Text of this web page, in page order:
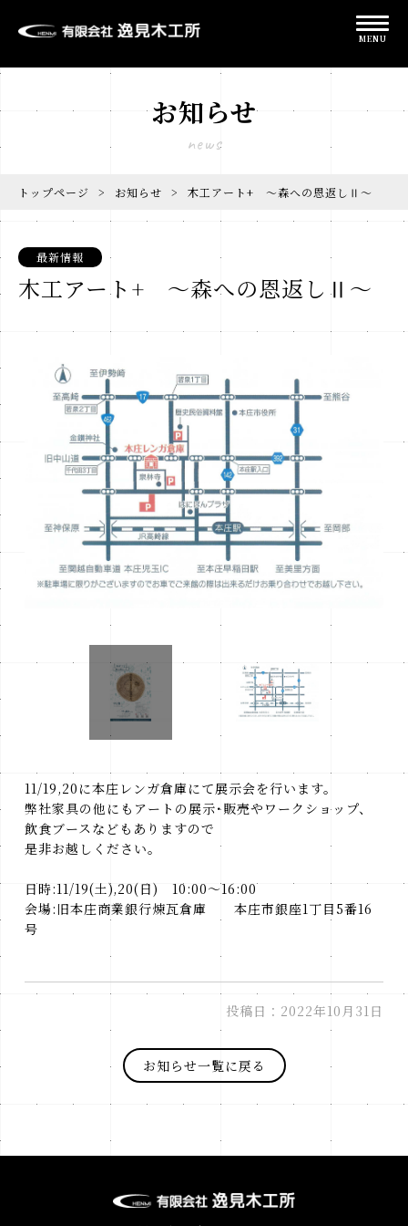
MENU
お知らせ
news
トップページ > お知らせ > 木工アート+ ～森への恩返しⅡ～
最新情報
木工アート+ ～森への恩返しⅡ～
11/19,20に本庄レンガ倉庫にて展示会を行います。
弊社家具の他にもアートの展示･販売やワークショップ、
飲食ブースなどもありますので
是非お越しください。
日時:11/19(土),20(日) 10:00～16:00
会場:旧本庄商業銀行煉瓦倉庫 本庄市銀座1丁目5番16
号
投稿日：2022年10月31日
お知らせ一覧に戻る